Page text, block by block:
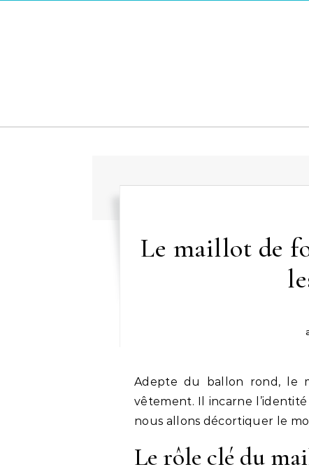
Le maillot de
Adepte du ballon rond, le
vêtement. Il incarne
nous allons décortiquer le
Le rôle clé du